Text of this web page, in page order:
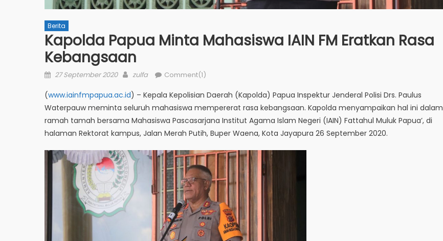
Berita
Kapolda Papua Minta Mahasiswa IAIN FM Eratkan Rasa
Kebangsaan
Posted
27 September 2020 Author
zulfa Comment(1)
(www.iainfmpapua.ac.id) – Kepala Kepolisian Daerah (Kapolda) Papua Inspektur Jenderal Polisi Drs. Paulus
Waterpauw meminta seluruh mahasiswa mempererat rasa kebangsaan. Kapolda menyampaikan hal ini dalam
ramah tamah bersama Mahasiswa Pascasarjana Institut Agama Islam Negeri (IAIN) Fattahul Muluk Papua’, di
halaman Rektorat kampus, Jalan Merah Putih, Buper Waena, Kota Jayapura 26 September 2020.